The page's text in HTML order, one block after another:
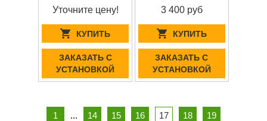
Уточните цену!
КУПИТЬ
ЗАКАЗАТЬ С
УСТАНОВКОЙ
3 400 руб
КУПИТЬ
ЗАКАЗАТЬ С
УСТАНОВКОЙ
1 ... 14 15 16 17 18 19